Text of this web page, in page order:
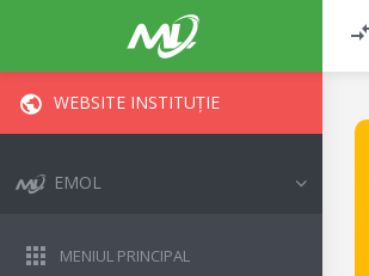
WEBSITE INSTITUȚIE
EMOL
MENIUL PRINCIPAL